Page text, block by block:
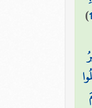
)